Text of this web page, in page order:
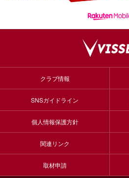
クラブ情報
SNSガイドライン
個人情報保護方針
関連リンク
取材申請